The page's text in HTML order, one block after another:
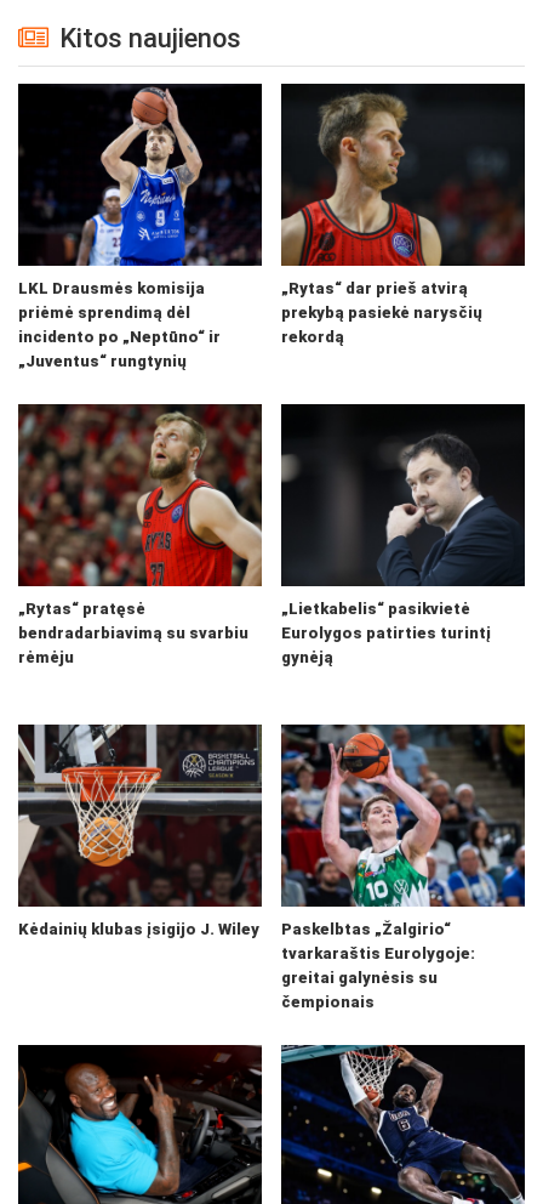
Kitos naujienos
LKL Drausmės komisija
priėmė sprendimą dėl
incidento po „Neptūno“ ir
„Juventus“ rungtynių
„Rytas“ dar prieš atvirą
prekybą pasiekė narysčių
rekordą
„Rytas“ pratęsė
bendradarbiavimą su svarbiu
rėmėju
„Lietkabelis“ pasikvietė
Eurolygos patirties turintį
gynėją
Kėdainių klubas įsigijo J. Wiley
Paskelbtas „Žalgirio“
tvarkaraštis Eurolygoje:
greitai galynėsis su
čempionais